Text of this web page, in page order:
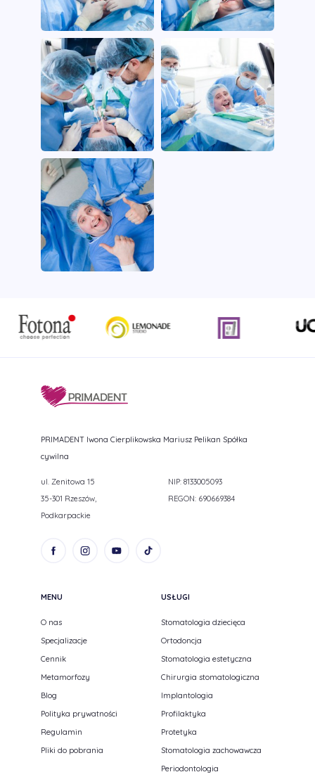
PRIMADENT Iwona Cierplikowska Mariusz Pelikan Spółka
cywilna
ul. Zenitowa 15
35-301 Rzeszów,
Podkarpackie
NIP: 8133005093
REGON: 690669384
MENU
O nas
Specjalizacje
Cennik
Metamorfozy
Blog
Polityka prywatności
Regulamin
Pliki do pobrania
USŁUGI
Stomatologia dziecięca
Ortodoncja
Stomatologia estetyczna
Chirurgia stomatologiczna
Implantologia
Profilaktyka
Protetyka
Stomatologia zachowawcza
Periodontologia